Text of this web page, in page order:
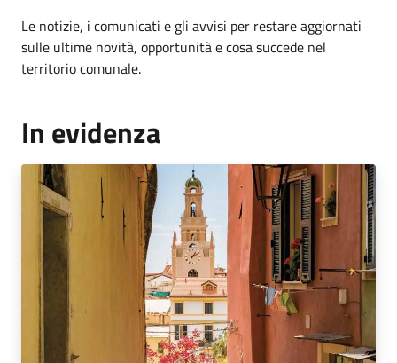
Le notizie, i comunicati e gli avvisi per restare aggiornati
sulle ultime novità, opportunità e cosa succede nel
territorio comunale.
In evidenza